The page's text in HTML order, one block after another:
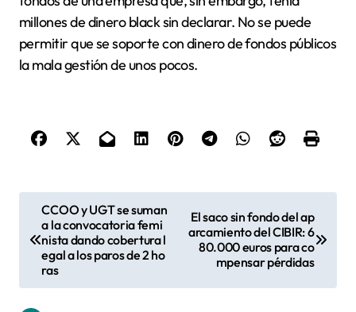
millones de dinero black sin declarar. No se puede
permitir que se soporte con dinero de fondos públicos
la mala gestión de unos pocos.
e
CCOO y UGT se suman
a la convocatoria femi
nista dando cobertura l
egal a los paros de 2 ho
ras
El saco sin fondo del ap
arcamiento del CIBIR: 6
80.000 euros para co
mpensar pérdidas